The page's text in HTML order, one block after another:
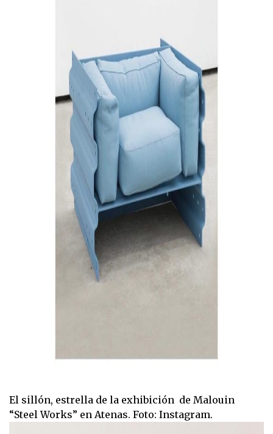
El sillón, estrella de la exhibición de Malouin
“Steel Works” en Atenas. Foto: Instagram.